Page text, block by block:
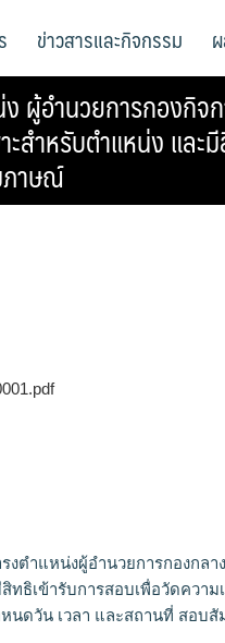
ข่าวสารและกิจกรรม
อำนวยการกองกิจ
สำหรับตำแหน่ง แล
ภาษณ์
ตำแหน่งผู้อำนวยการกองกลา
ทธิเข้ารับการสอบเพื่อวัดควา
นดวัน เวลา และสถานที่ สอบ